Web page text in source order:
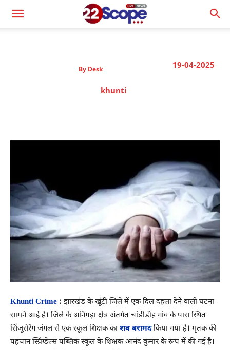
19-04-2025
By Desk
khunti
Khunti Crime : झारखंड के खूंटी जिले में एक दिल दहला देने वाली घटना
सामने आई है। जिले के अनिगड़ा क्षेत्र अंतर्गत चांडीडीह गांव के पास स्थित
सिंजूसेरेंग जंगल से एक स्कूल शिक्षक का शव बरामदकिया गया है। मृतक की
पहचान स्प्रिंग्डेल्स पब्लिक स्कूल के शिक्षक आनंद कुमार के रूप में की गई है।